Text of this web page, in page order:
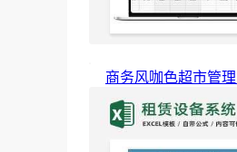
商务风咖色超市管